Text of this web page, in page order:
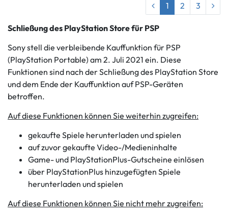
1 2 3
Schließung des PlayStation Store für PSP
Sony stell die verbleibende Kauffunktion für PSP
(PlayStation Portable) am 2. Juli 2021 ein. Diese
Funktionen sind nach der Schließung des PlayStation Store
und dem Ende der Kauffunktion auf PSP-Geräten
betroffen.
Auf diese Funktionen können Sie weiterhin zugreifen:
gekaufte Spiele herunterladen und spielen
auf zuvor gekaufte Video-/Medieninhalte
Game- und PlayStationPlus-Gutscheine einlösen
über PlayStationPlus hinzugefügten Spiele
herunterladen und spielen
Auf diese Funktionen können Sie nicht mehr zugreifen: